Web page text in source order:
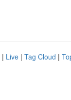
| Live | Tag Cloud |